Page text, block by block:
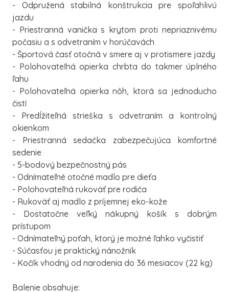
- Odpružená stabilná konštrukcia pre spoľahlivú
jazdu
- Priestranná vanička s krytom proti nepriaznivému
počasiu a s odvetraním v horúčavách
- Športová časť otočná v smere aj v protismere jazdy
- Polohovateľná opierka chrbta do takmer úplného
ľahu
- Polohovateľná opierka nôh, ktorá sa jednoducho
čistí
- Predĺžiteľná strieška s odvetraním a kontrolný
okienkom
- Priestranná sedačka zabezpečujúca komfortné
sedenie
- 5-bodový bezpečnostný pás
- Odnímateľné otočné madlo pre dieťa
- Polohovateľná rukoväť pre rodiča
- Rukoväť aj madlo z príjemnej eko-kože
- Dostatočne veľký nákupný košík s dobrým
prístupom
- Odnímateľný poťah, ktorý je možné ľahko vyčistiť
- Súčasťou je praktický nánožník
- Kočík vhodný od narodenia do 36 mesiacov (22 kg)
Balenie obsahuje: